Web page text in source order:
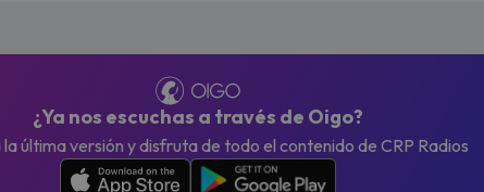
¿Ya nos escuchas a través de Oigo?
última versión y disfruta de todo el contenido de CRP Radios